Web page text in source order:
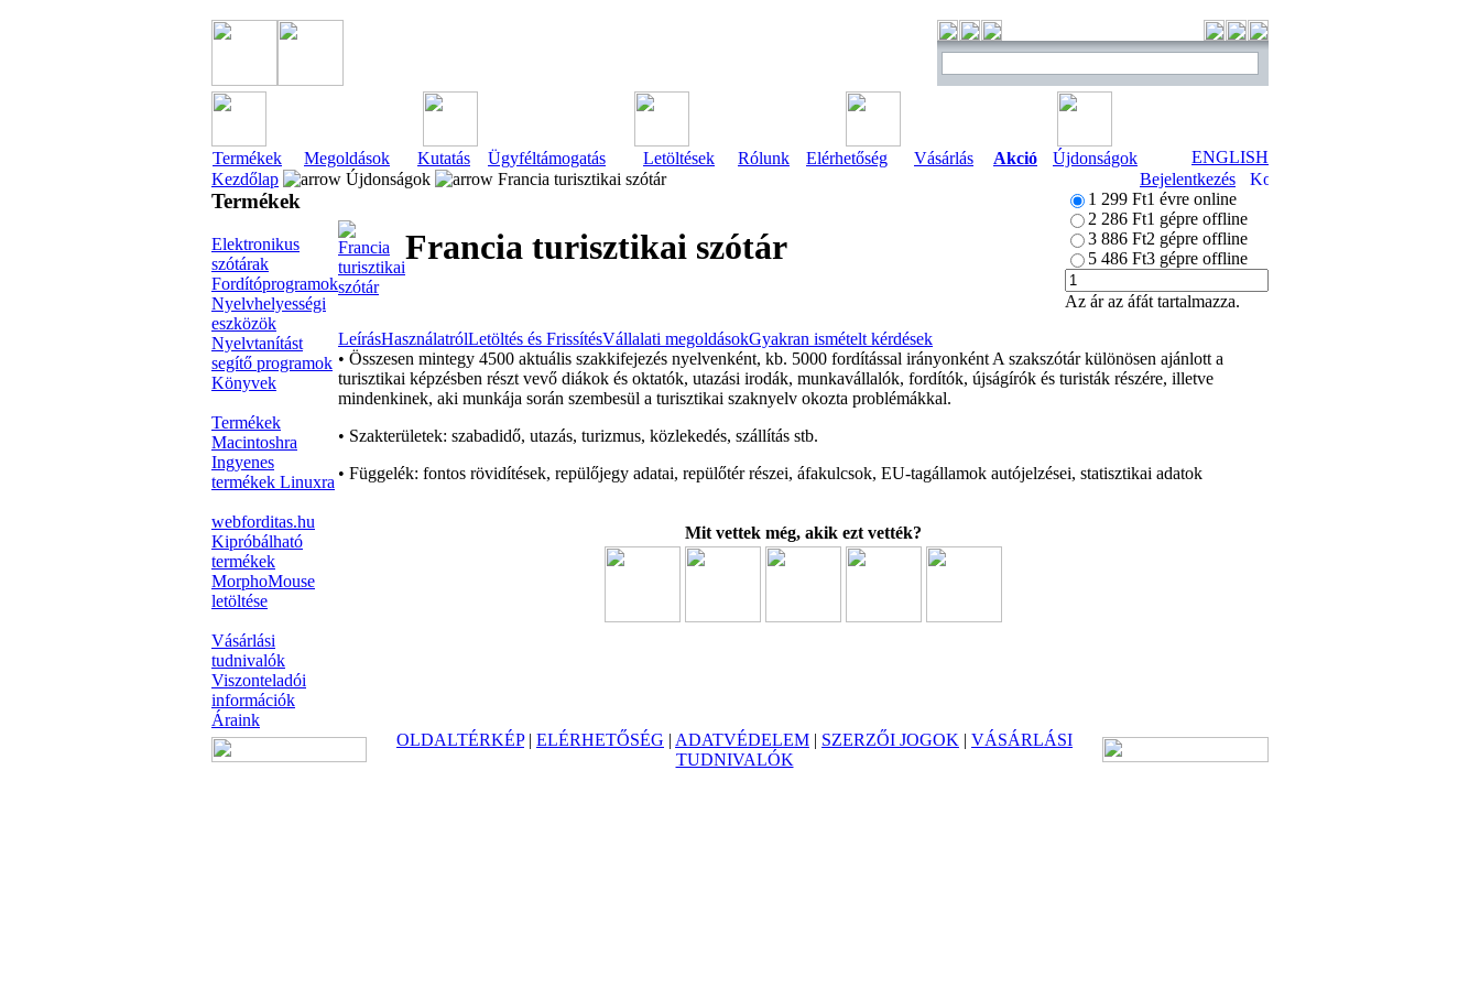
Termékek Megoldások Kutatás Ügyféltámogatás Letöltések Rólunk Elérhetőség Vásárlás Akció Újdonságok
ENGLISH
Kezdőlap
Újdonságok Francia turisztikai szótár Bejelentkezés
Termékek
Elektronikus
szótárak
Fordítóprogramok
Nyelvhelyességi
eszközök
Nyelvtanítást
segítő programok
Könyvek
Termékek
Macintoshra
Ingyenes
termékek Linuxra
webforditas.hu
Kipróbálható
termékek
MorphoMouse
letöltése
Vásárlási
tudnivalók
Viszonteladói
információk
Áraink
Francia turisztikai szótár
1 299 Ft1 évre online
2 286 Ft1 gépre offline
3 886 Ft2 gépre offline
5 486 Ft3 gépre offline
Az ár az áfát tartalmazza.
LeírásHasználatrólLetöltés és FrissítésVállalati megoldásokGyakran ismételt kérdések
• Összesen mintegy 4500 aktuális szakkifejezés nyelvenként, kb. 5000 fordítással irányonként A szakszótár különösen ajánlott a
turisztikai képzésben részt vevő diákok és oktatók, utazási irodák, munkavállalók, fordítók, újságírók és turisták részére, illetve
mindenkinek, aki munkája során szembesül a turisztikai szaknyelv okozta problémákkal.
• Szakterületek: szabadidő, utazás, turizmus, közlekedés, szállítás stb.
• Függelék: fontos rövidítések, repülőjegy adatai, repülőtér részei, áfakulcsok, EU-tagállamok autójelzései, statisztikai adatok
Mit vettek még, akik ezt vették?
OLDALTÉRKÉP| ELÉRHETŐSÉG | ADATVÉDELEM | SZERZŐI JOGOK | VÁSÁRLÁSI
TUDNIVALÓK